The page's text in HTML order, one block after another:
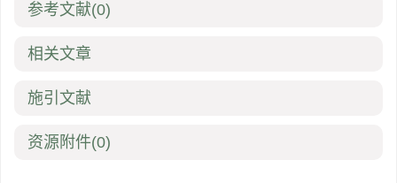
参考文献(0)
相关文章
施引文献
资源附件(0)